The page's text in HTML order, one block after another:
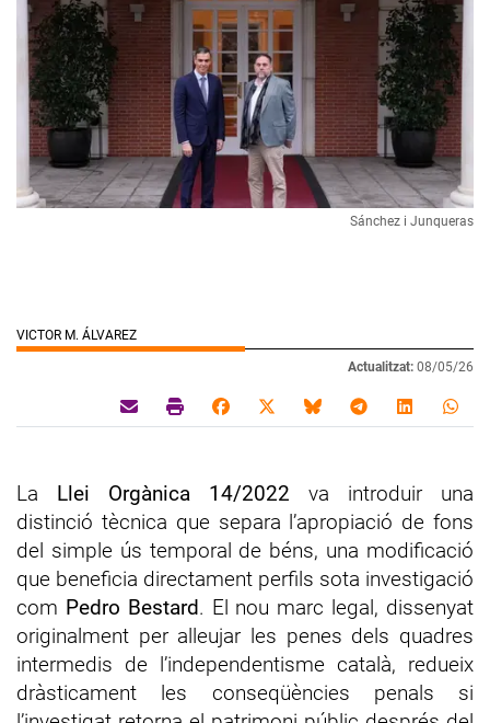
Sánchez i Junqueras
VICTOR M. ÁLVAREZ
Actualitzat: 08/05/26
La Llei Orgànica 14/2022 va introduir una
distinció tècnica que separa l’apropiació de fons
del simple ús temporal de béns, una modificació
que beneficia directament perfils sota investigació
com Pedro Bestard. El nou marc legal, dissenyat
originalment per alleujar les penes dels quadres
intermedis de l’independentisme català, redueix
dràsticament les conseqüències penals si